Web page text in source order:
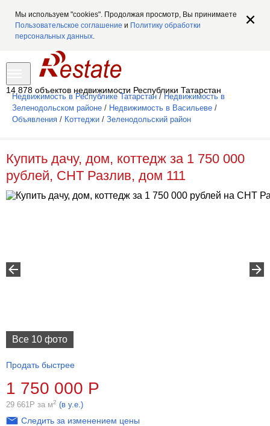
Мы используем "cookies". Продолжая просмотр, Вы принимаете
Пользовательское соглашение и Политику обработки
персональных данных.
14 878 объектов недвижимости Республики Татарстан
Недвижимость в Республике Татарстан / Недвижимость в
Зеленодольском районе / Недвижимость в Васильеве /
Объявления / Коттеджи / Зеленодольский район
Купить дачу, дом, коттедж за 1 750 000
рублей, СНТ Разлив, дом 111
Все 10 фото
Продать быстрее
1 750 000 Р
29 661Р за м2 (в у.е.)
Следить за изменением цены